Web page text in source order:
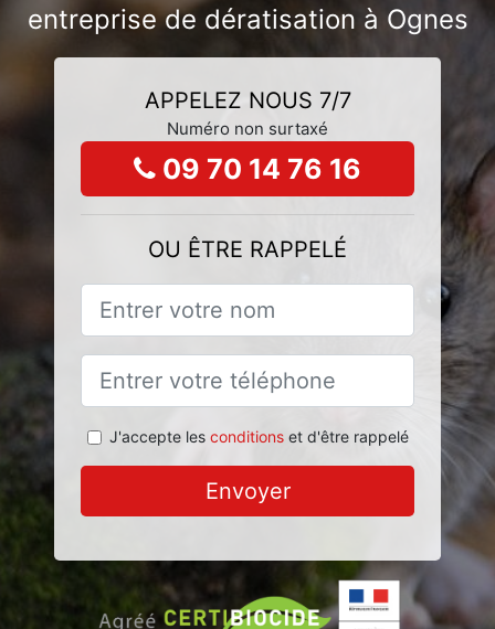
entreprise de dératisation à Ognes
APPELEZ NOUS 7/7
Numéro non surtaxé
09 70 14 76 16
OU ÊTRE RAPPELÉ
J'accepte les conditionset d'être rappelé
Envoyer